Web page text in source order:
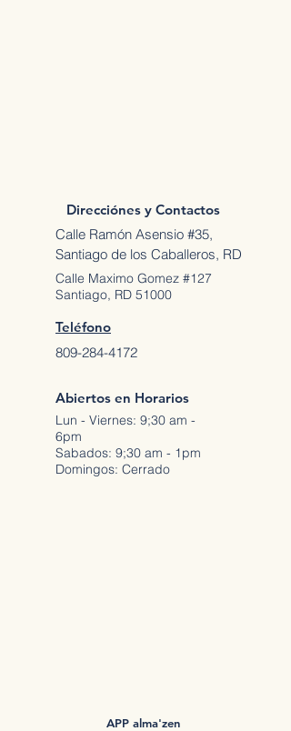
Direcciónes y Contactos
Calle Ramón Asensio #35,
Santiago de los Caballeros, RD
Calle Maximo Gomez #127
Santiago, RD 51000
Teléfono
809-284-4172
Abiertos en Horarios
Lun - Viernes: 9;30 am -
6pm
Sabados: 9;30 am - 1pm
Domingos: Cerrado
APP alma'zen